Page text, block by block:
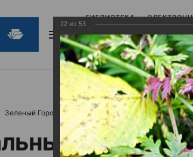
БИБЛИОТЕКА
БИБЛИОПОМОЩЬ
Зеленый Город
22 из 53